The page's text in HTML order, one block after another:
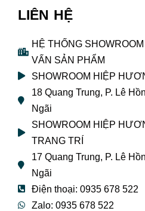
LIÊN HỆ
HỆ THỐNG
VẤN SẢN PHẨM
SHOWROOM HIỆP
18 Quang Trung, P. Lê
Ngãi
SHOWROOM HIỆP
TRANG TRÍ
17 Quang Trung, P. Lê
Ngãi
Điện thoại: 0935 678 522
Zalo: 0935 678 522